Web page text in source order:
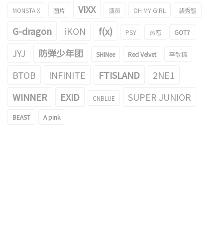
MONSTA X 图片 VIXX 演员 OH MY GIRL 裴秀智
G-dragon iKON f(x) PSY 热恋 GOT7
JYJ 防弹少年团 SHINee Red Velvet 李敏镐
BTOB INFINITE FTISLAND
2NE1
WINNER
EXID CNBLUE SUPER JUNIOR
BEAST A pink